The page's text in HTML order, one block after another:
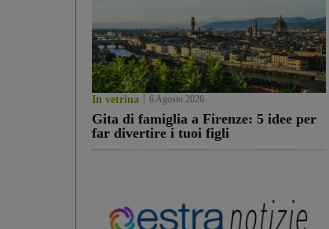
In vetrina 6 Agosto 2026
Gita di famiglia a Firenze: 5 idee per
far divertire i tuoi figli